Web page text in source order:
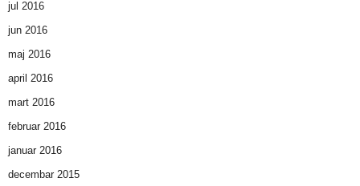
jul 2016
jun 2016
maj 2016
april 2016
mart 2016
februar 2016
januar 2016
decembar 2015